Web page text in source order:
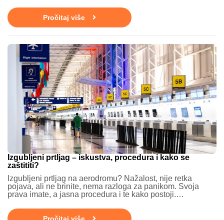
Pročitaj više
Izgubljeni prtljag – iskustva, procedura i kako se
zaštititi?
Izgubljeni prtljag na aerodromu? Nažalost, nije retka
pojava, ali ne brinite, nema razloga za panikom. Svoja
prava imate, a jasna procedura i te kako postoji.…